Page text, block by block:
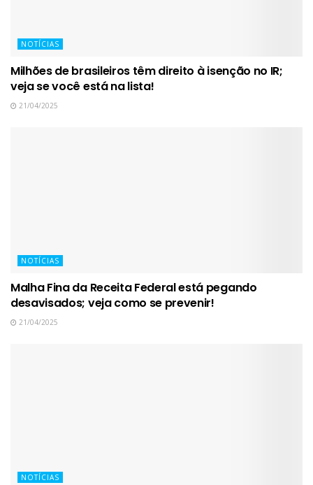
NOTÍCIAS
Milhões de brasileiros têm direito à isenção no IR;
veja se você está na lista!
21/04/2025
NOTÍCIAS
Malha Fina da Receita Federal está pegando
desavisados; veja como se prevenir!
21/04/2025
NOTÍCIAS